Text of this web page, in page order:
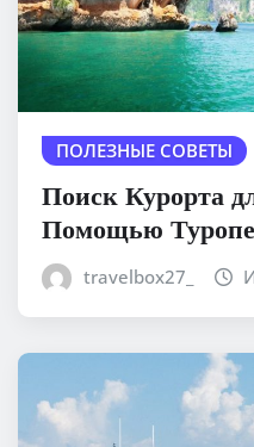
ПОЛЕЗНЫЕ СОВЕТЫ
Поиск Курорта
Помощью
travelbox27_